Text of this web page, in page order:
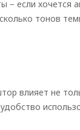
– если хочется
тонов
влияет не